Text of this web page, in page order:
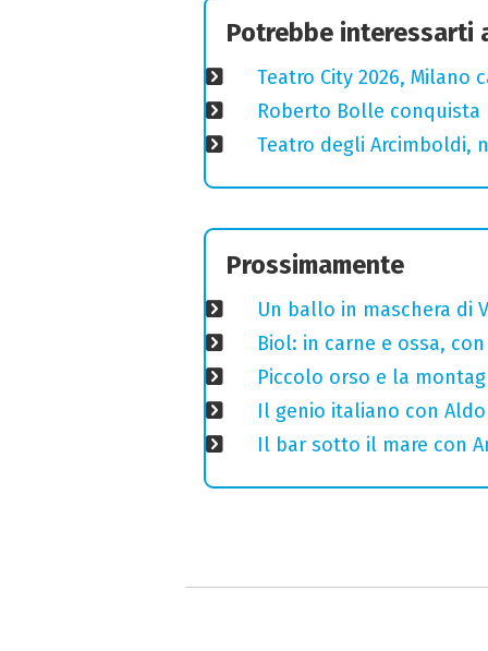
Potrebbe interessarti
Teatro City 2026,
Roberto Bolle
Teatro degli Arcimboldi,
Prossimamente
Un ballo in maschera di
Biol: in carne e ossa, con
Piccolo orso e la
Il genio italiano con
Il bar sotto il mare con